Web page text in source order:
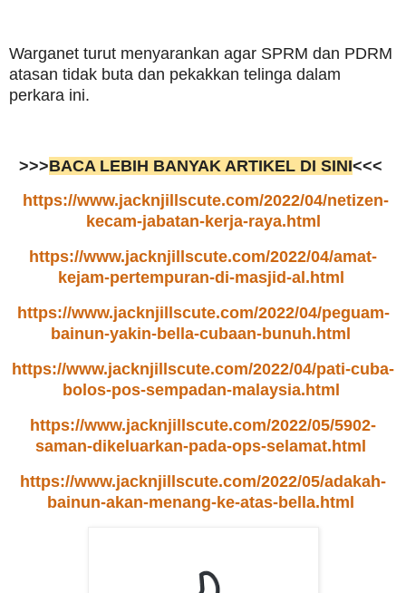
Warganet turut menyarankan agar SPRM dan PDRM
atasan tidak buta dan pekakkan telinga dalam
perkara ini.
>>>BACA LEBIH BANYAK ARTIKEL DI SINI<<<
https://www.jacknjillscute.com/2022/04/netizen-
kecam-jabatan-kerja-raya.html
https://www.jacknjillscute.com/2022/04/amat-
kejam-pertempuran-di-masjid-al.html
https://www.jacknjillscute.com/2022/04/peguam-
bainun-yakin-bella-cubaan-bunuh.html
https://www.jacknjillscute.com/2022/04/pati-cuba-
bolos-pos-sempadan-malaysia.html
https://www.jacknjillscute.com/2022/05/5902-
saman-dikeluarkan-pada-ops-selamat.html
https://www.jacknjillscute.com/2022/05/adakah-
bainun-akan-menang-ke-atas-bella.html